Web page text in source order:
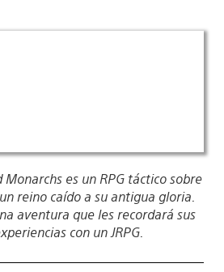
es un RPG táctico sobre
reino caído a su antigua gloria.
aventura que les recordará sus
con un JRPG.